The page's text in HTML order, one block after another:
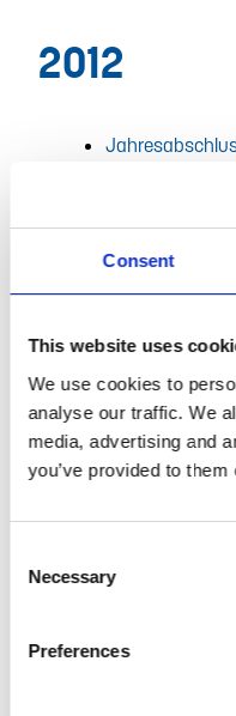
Consent
This website uses
We use cookies to
analyse our traffic. We
media, advertising and
you’ve provided to
Selection
Necessary
Preferences
2012
31.12.2012
2011
31.12.2011